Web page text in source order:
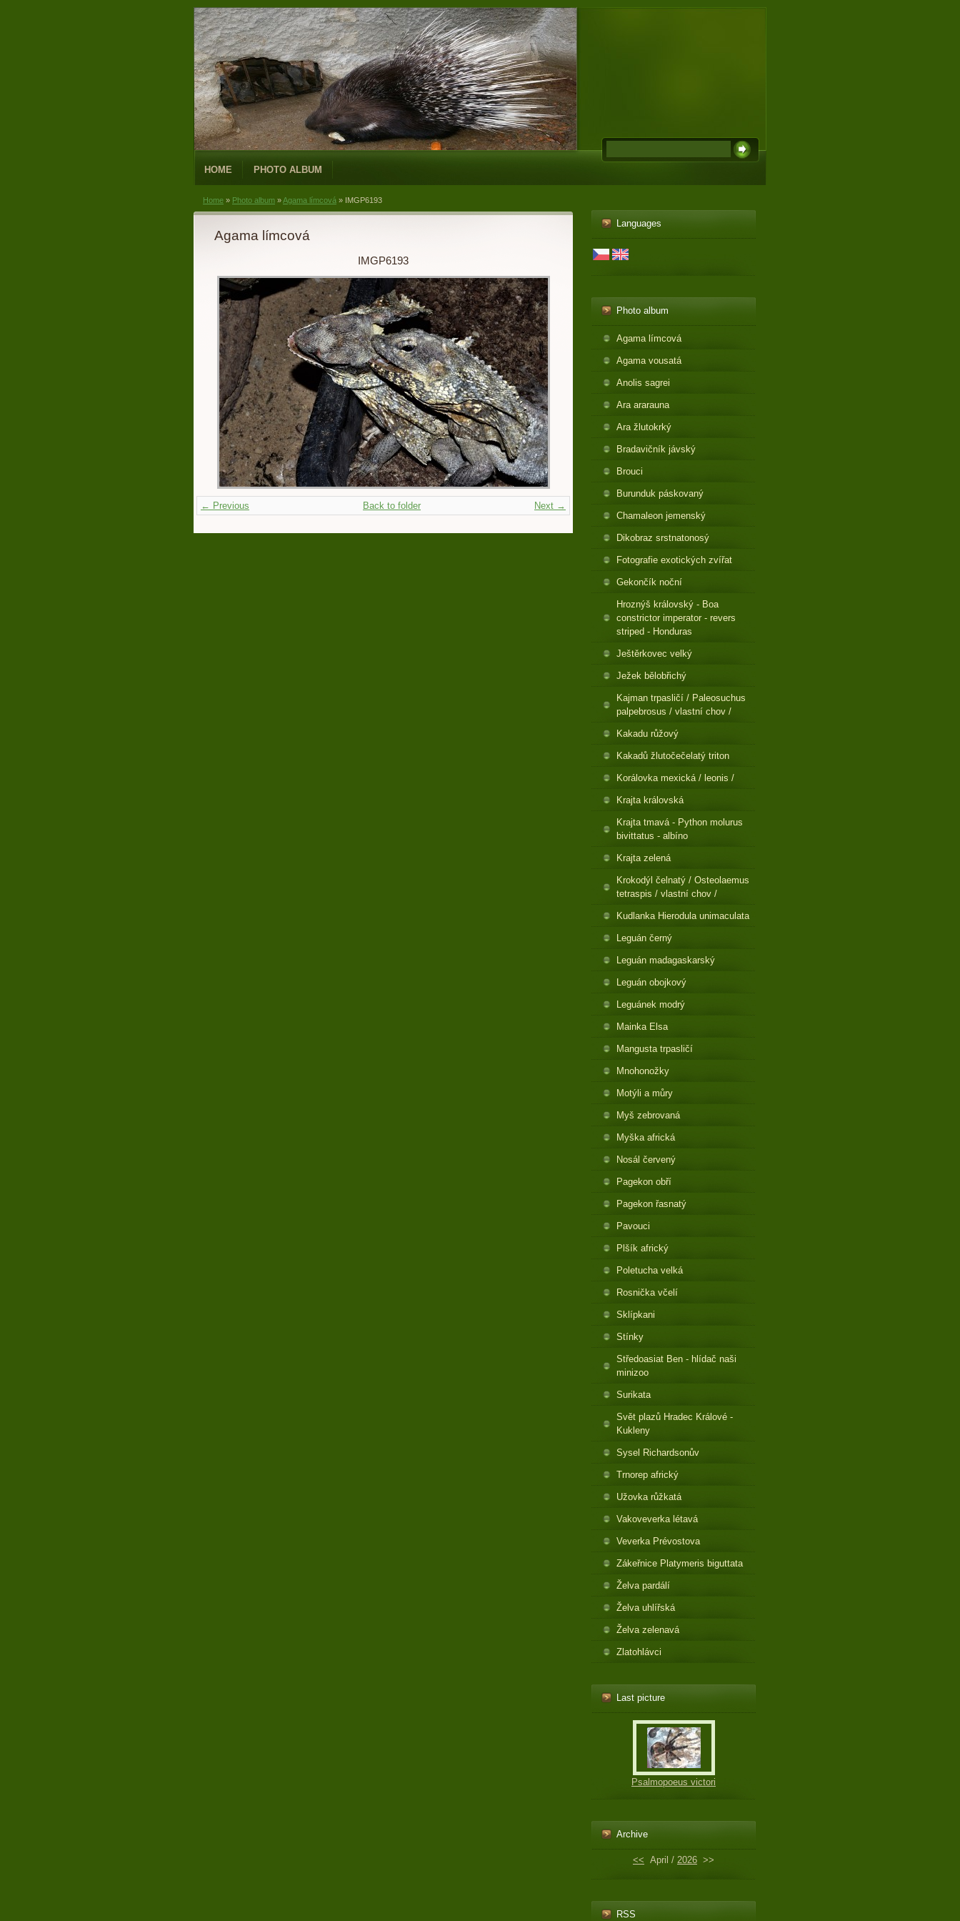
HOME PHOTO ALBUM
Home » Photo album »Agama límcová » IMGP6193
Agama límcová
IMGP6193
← Previous Next →
Back to folder
Languages
Photo album
Agama límcová
Agama vousatá
Anolis sagrei
Ara ararauna
Ara žlutokrký
Bradavičník jávský
Brouci
Burunduk páskovaný
Chamaleon jemenský
Dikobraz srstnatonosý
Fotografie exotických zvířat
Gekončík noční
Hroznýš královský - Boa
constrictor imperator - revers
striped - Honduras
Ještěrkovec velký
Ježek bělobřichý
Kajman trpasličí / Paleosuchus
palpebrosus / vlastní chov /
Kakadu růžový
Kakadů žlutočečelatý triton
Korálovka mexická / leonis /
Krajta královská
Krajta tmavá - Python molurus
bivittatus - albíno
Krajta zelená
Krokodýl čelnatý / Osteolaemus
tetraspis / vlastní chov /
Kudlanka Hierodula unimaculata
Leguán černý
Leguán madagaskarský
Leguán obojkový
Leguánek modrý
Mainka Elsa
Mangusta trpasličí
Mnohonožky
Motýli a můry
Myš zebrovaná
Myška africká
Nosál červený
Pagekon obří
Pagekon řasnatý
Pavouci
Plšík africký
Poletucha velká
Rosnička včelí
Sklípkani
Stínky
Středoasiat Ben - hlídač naši
minizoo
Surikata
Svět plazů Hradec Králové -
Kukleny
Sysel Richardsonův
Trnorep africký
Užovka růžkatá
Vakoveverka létavá
Veverka Prévostova
Zákeřnice Platymeris biguttata
Želva pardálí
Želva uhlířská
Želva zelenavá
Zlatohlávci
Last picture
Psalmopoeus victori
Archive
<< April / 2026 >>
RSS